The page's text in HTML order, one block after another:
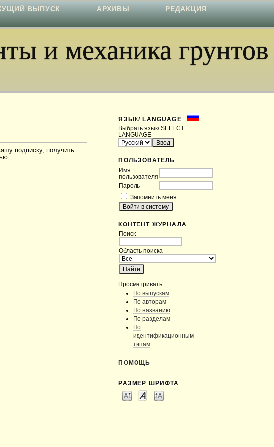
и механика грунтов
ЯЗЫК/ LANGUAGE
Выбрать язык/ SELECT
LANGUAGE
ПОЛЬЗОВАТЕЛЬ
Имя
пользователя
Пароль
Запомнить меня
КОНТЕНТ ЖУРНАЛА
Поиск
Область поиска
Просматривать
По выпускам
По авторам
По названию
По разделам
По
идентификационным
типам
ПОМОЩЬ
РАЗМЕР ШРИФТА
ВЫПУСК АРХИВЫ
РЕДАКЦИЯ
подписку, получить